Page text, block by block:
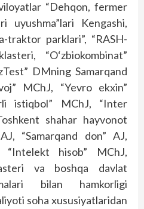
“Dehqon, fermer
uyushma”lari Kengashi,
traktor parklari”, “RASH-
“O‘zbiokombinat”
DMning Samarqand
MChJ, “Yevro ekxin”
istiqbol” MChJ, “Inter
shahar hayvonot
“Samarqand don” AJ,
“Intelekt hisob” MChJ,
va bosh­­qa davlat
bilan hamkorligi
soha xususiyatlaridan